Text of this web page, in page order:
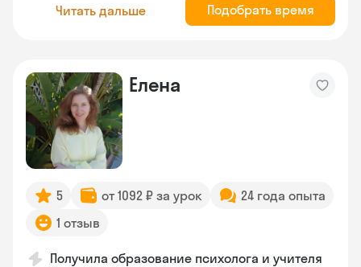
Читать дальше Подобрать время
Елена
5 от 1092 ₽ за урок
24 года опыта
1 отзыв
Получила образование психолога и учителя